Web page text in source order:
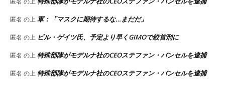
匿名 の上 軍：「マスクに期待するな…まだだ」
匿名 の上 ビル・ゲイツ氏、予定より早くGIMOで絞首刑に
匿名 の上 特殊部隊がモデルナ社のCEOステファン・バンセルを逮捕
匿名 の上 特殊部隊がモデルナ社のCEOステファン・バンセルを逮捕